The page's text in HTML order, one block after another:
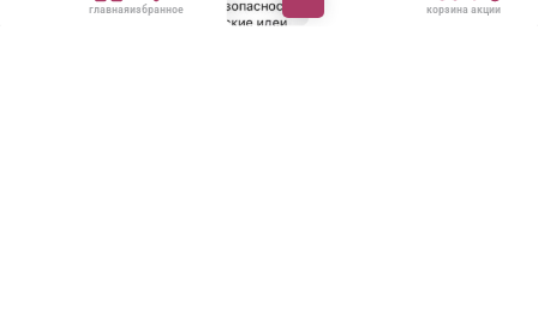
главнаяизбранное корзина акции